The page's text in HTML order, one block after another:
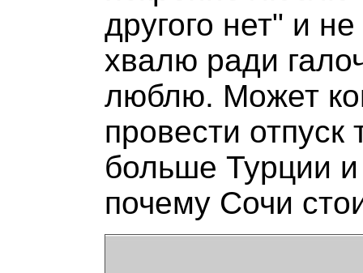
другого нет" и
хвалю ради
люблю. Может
провести отпуск
больше Турции
почему Сочи